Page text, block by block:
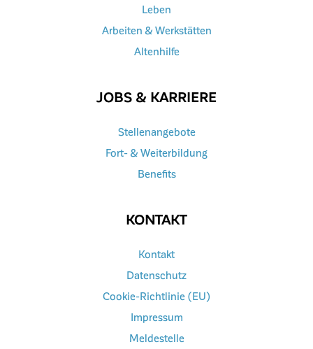
Leben
Arbeiten & Werkstätten
Altenhilfe
JOBS & KARRIERE
Stellenangebote
Fort- & Weiterbildung
Benefits
KONTAKT
Kontakt
Datenschutz
Cookie-Richtlinie (EU)
Impressum
Meldestelle